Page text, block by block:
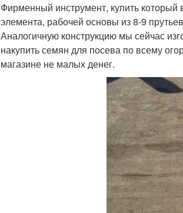
Фирменный инструмент, купить который
элемента, рабочей основы из 8-9
Аналогичную конструкцию мы сейчас
накупить семян для посева по всему
магазине не малых денег.